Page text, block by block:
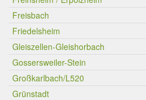
Freisbach
Friedelsheim
Gleiszellen-Gleishorbach
Gossersweiler-Stein
Großkarlbach/L520
Grünstadt